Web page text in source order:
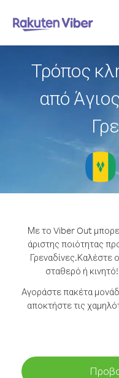
Τρόπος
από
Με το Viber Out
άριστης ποιότητας
Γρεναδίνες.Καλέστε
σταθερό ή
Αγοράστε πακέτα
αποκτήστε τις